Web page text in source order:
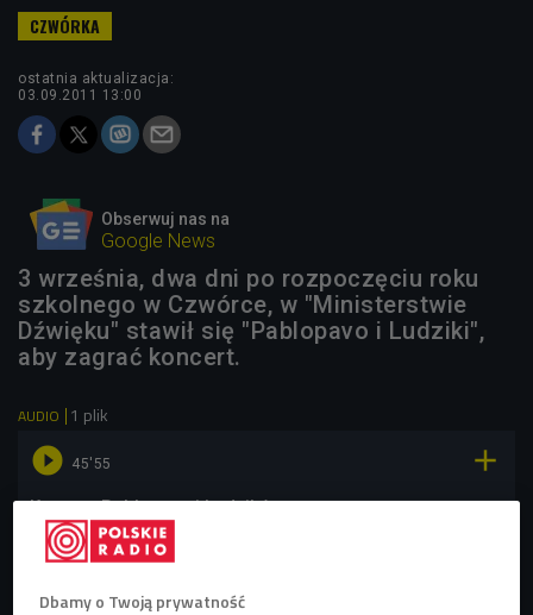
ostatnia aktualizacja:
03.09.2011 13:00
Obserwuj nas na
Google News
3 września, dwa dni po rozpoczęciu roku
szkolnego w Czwórce, w "Ministerstwie
Dźwięku" stawił się "Pablopavo i Ludziki",
aby zagrać koncert.
AUDIO 1 plik
 45'55 
Koncert Pablopavo i Ludzików
Dbamy o Twoją prywatność